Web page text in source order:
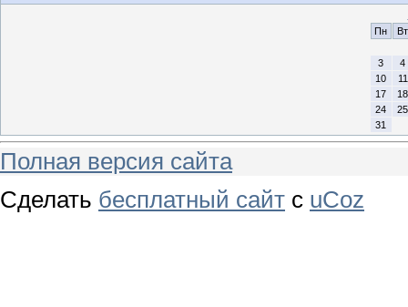
Пн
Вт
3
4
10
11
17
18
24
25
31
Полная версия сайта
Сделать бесплатный сайт с uCoz